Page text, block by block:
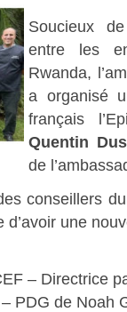
Soucieux
entre les
Rwanda,
a organisé
français
Quentin
de
conseillers
une
– Directrice
PDG de Noah